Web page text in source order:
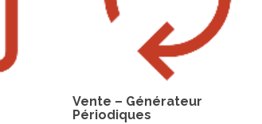
Vente – Générateur
Périodiques